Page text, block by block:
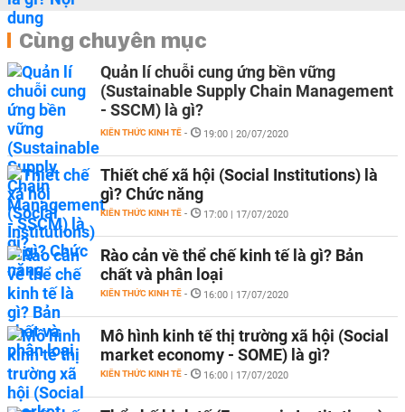
Cùng chuyên mục
Quản lí chuỗi cung ứng bền vững
(Sustainable Supply Chain Management
- SSCM) là gì?
KIẾN THỨC KINH TẾ - 19:00 | 20/07/2020
Thiết chế xã hội (Social Institutions) là
gì? Chức năng
KIẾN THỨC KINH TẾ - 17:00 | 17/07/2020
Rào cản về thể chế kinh tế là gì? Bản
chất và phân loại
KIẾN THỨC KINH TẾ - 16:00 | 17/07/2020
Mô hình kinh tế thị trường xã hội (Social
market economy - SOME) là gì?
KIẾN THỨC KINH TẾ - 16:00 | 17/07/2020